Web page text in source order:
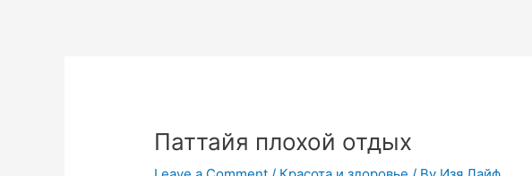
Паттайя плохой отдых